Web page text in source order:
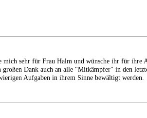
sehr für Frau Halm und wünsche ihr für ihre
Dank auch an alle "Mitkämpfer" in den
Aufgaben in ihrem Sinne bewältigt werden.